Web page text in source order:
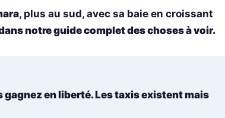
, plus au sud, avec sa baie en croissant
notre guide complet des choses à voir.
gagnez en liberté. Les taxis existent mais